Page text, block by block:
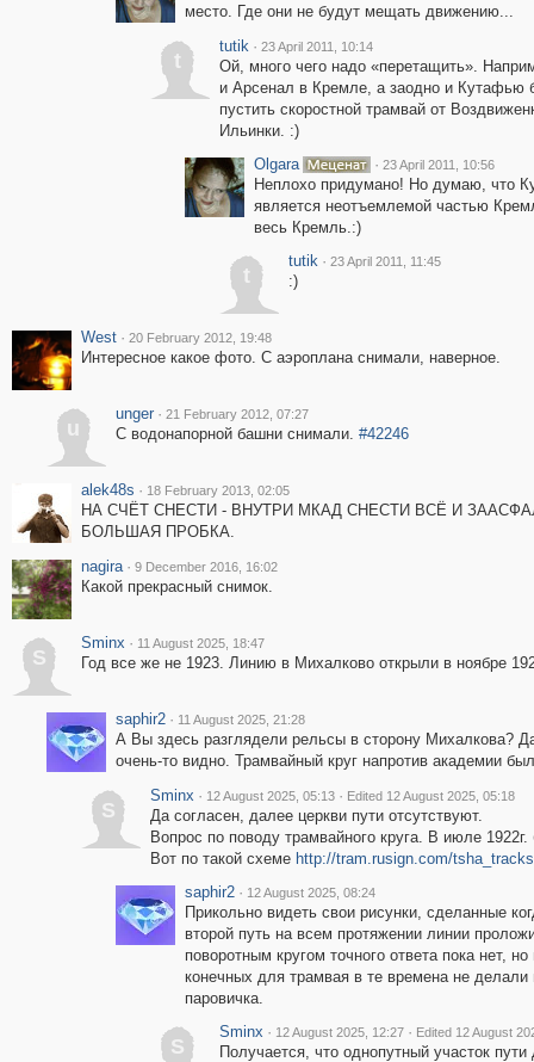
место. Где они не будут мещать движению...
t
tutik · 23 April 2011, 10:14
Ой, много чего надо «перетащить».
и Арсенал в Кремле, а заодно и Кутафью
пустить скоростной трамвай от
Ильинки. :)
Olgara
· 23 April 2011, 10:56
Неплохо придумано! Но думаю, что
является неотъемлемой частью
весь Кремль.:)
t
tutik · 23 April 2011, 11:45
:)
West · 20 February 2012, 19:48
Интересное какое фото. С аэроплана снимали, наверное.
u
unger · 21 February 2012, 07:27
С водонапорной башни снимали. #42246
alek48s · 18 February 2013, 02:05
НА СЧЁТ СНЕСТИ - ВНУТРИ МКАД СНЕСТИ ВСЁ И
БОЛЬШАЯ ПРОБКА.
nagira · 9 December 2016, 16:02
Какой прекрасный снимок.
S
Sminx · 11 August 2025, 18:47
Год все же не 1923. Линию в Михалково открыли в ноябре
saphir2 · 11 August 2025, 21:28
А Вы здесь разглядели рельсы в сторону Михалкова?
очень-то видно. Трамвайный круг напротив академии
S
Sminx · 12 August 2025, 05:13 · Edited 12 August 2025, 05:18
Да согласен, далее церкви пути отсутствуют.
Вопрос по поводу трамвайного круга. В июле
Вот по такой схеме http://tram.rusign.com/
saphir2 · 12 August 2025, 08:24
Прикольно видеть свои рисунки, сделанные
второй путь на всем протяжении линии
поворотным кругом точного ответа пока нет,
конечных для трамвая в те времена не делали
паровичка.
S
Sminx · 12 August 2025, 12:27 · Edited 12 August
Получается, что однопутный участок